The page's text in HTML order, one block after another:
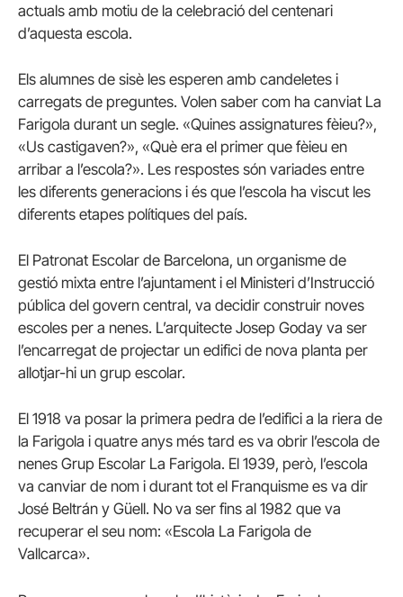
actuals amb motiu de la celebració del centenari
d’aquesta escola.
Els alumnes de sisè les esperen amb candeletes i
carregats de preguntes. Volen saber com ha canviat La
Farigola durant un segle. «Quines assignatures fèieu?»,
«Us castigaven?», «Què era el primer que fèieu en
arribar a l’escola?». Les respostes són variades entre
les diferents generacions i és que l’escola ha viscut les
diferents etapes polítiques del país.
El Patronat Escolar de Barcelona, un organisme de
gestió mixta entre l’ajuntament i el Ministeri d’Instrucció
pública del govern central, va decidir construir noves
escoles per a nenes. L’arquitecte Josep Goday va ser
l’encarregat de projectar un edifici de nova planta per
allotjar-hi un grup escolar.
El 1918 va posar la primera pedra de l’edifici a la riera de
la Farigola i quatre anys més tard es va obrir l’escola de
nenes Grup Escolar La Farigola. El 1939, però, l’escola
va canviar de nom i durant tot el Franquisme es va dir
José Beltrán y Güell. No va ser fins al 1982 que va
recuperar el seu nom: «Escola La Farigola de
Vallcarca».